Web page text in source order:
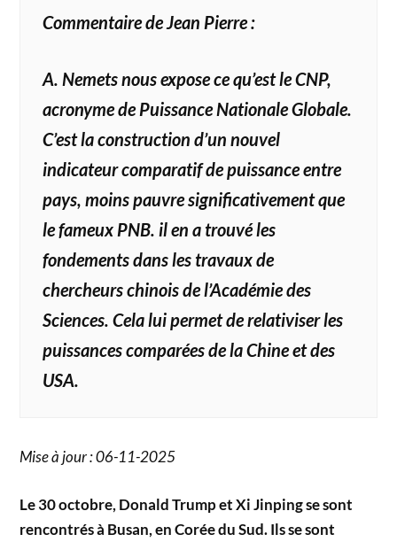
Commentaire de Jean Pierre :
A. Nemets nous expose ce qu’est le CNP,
acronyme de Puissance Nationale Globale.
C’est la construction d’un nouvel
indicateur comparatif de puissance entre
pays, moins pauvre significativement que
le fameux PNB. il en a trouvé les
fondements dans les travaux de
chercheurs chinois de l’Académie des
Sciences. Cela lui permet de relativiser les
puissances comparées de la Chine et des
USA.
Mise à jour : 06-11-2025
Le 30 octobre, Donald Trump et Xi Jinping se sont
rencontrés à Busan, en Corée du Sud. Ils se sont